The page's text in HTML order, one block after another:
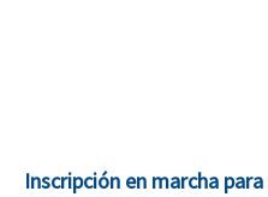
Inscripción en marcha